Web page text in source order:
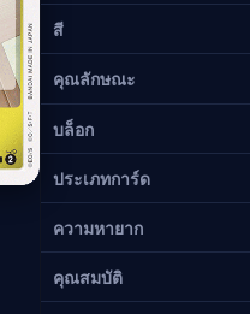
ตาราง
ตาราง
สี
คุณลักษณะ
บล็อก
ประเภทการ์ด
ความหายาก
คุณสมบัติ